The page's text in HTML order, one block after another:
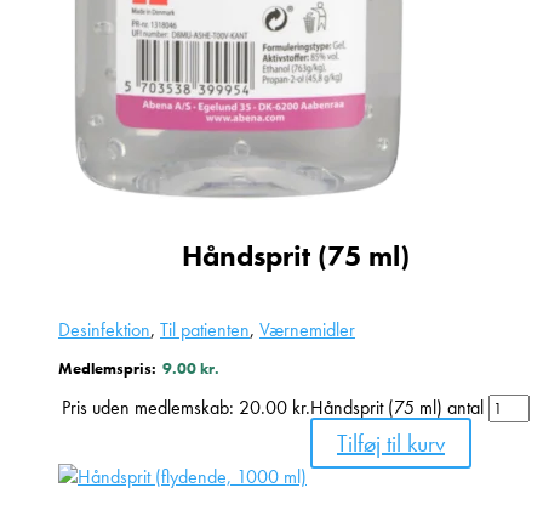
Desinfektion, Til patienten, Værnemidler
Håndsprit (75 ml)
Medlemspris: 9.00kr.
Pris uden medlemskab: 20.00 kr.Håndsprit (75 ml) antal
Tilføj til kurv